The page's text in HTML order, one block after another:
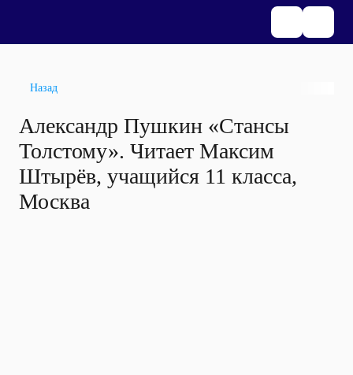
Назад
Александр Пушкин «Стансы
Толстому». Читает Максим
Штырёв, учащийся 11 класса,
Москва